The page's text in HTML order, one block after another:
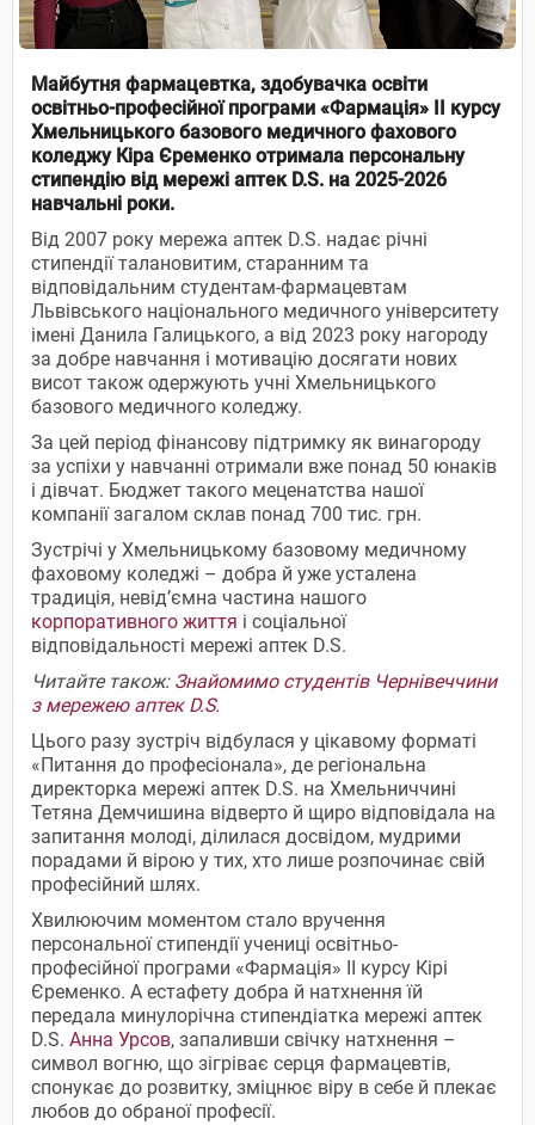
Майбутня фармацевтка, здобувачка освіти
освітньо-професійної програми «Фармація» ІІ курсу
Хмельницького базового медичного фахового
коледжу Кіра Єременко отримала персональну
стипендію від мережі аптек D.S. на 2025-2026
навчальні роки.
Від 2007 року мережа аптек D.S. надає річні
стипендії талановитим, старанним та
відповідальним студентам-фармацевтам
Львівського національного медичного університету
імені Данила Галицького, а від 2023 року нагороду
за добре навчання і мотивацію досягати нових
висот також одержують учні Хмельницького
базового медичного коледжу.
За цей період фінансову підтримку як винагороду
за успіхи у навчанні отримали вже понад 50 юнаків
і дівчат. Бюджет такого меценатства нашої
компанії загалом склав понад 700 тис. грн.
Зустрічі у Хмельницькому базовому медичному
фаховому коледжі – добра й уже усталена
традиція, невід’ємна частина нашого
корпоративного життя і соціальної
відповідальності мережі аптек D.S.
Читайте також: Знайомимо студентів Чернівеччини
з мережею аптек D.S.
Цього разу зустріч відбулася у цікавому форматі
«Питання до професіонала», де регіональна
директорка мережі аптек D.S. на Хмельниччині
Тетяна Демчишина відверто й щиро відповідала на
запитання молоді, ділилася досвідом, мудрими
порадами й вірою у тих, хто лише розпочинає свій
професійний шлях.
Хвилюючим моментом стало вручення
персональної стипендії учениці освітньо-
професійної програми «Фармація» ІІ курсу Кірі
Єременко. А естафету добра й натхнення їй
передала минулорічна стипендіатка мережі аптек
D.S. Анна Урсов, запаливши свічку натхнення –
символ вогню, що зігріває серця фармацевтів,
спонукає до розвитку, зміцнює віру в себе й плекає
любов до обраної професії.